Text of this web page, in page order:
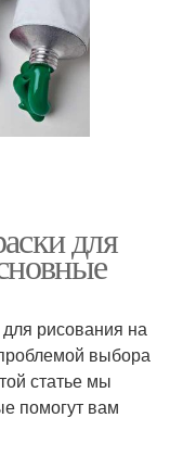
для
рисования на
выбора
статье мы
помогут вам